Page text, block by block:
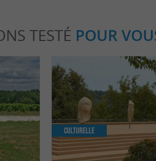
TESTÉ POUR
Culturelle